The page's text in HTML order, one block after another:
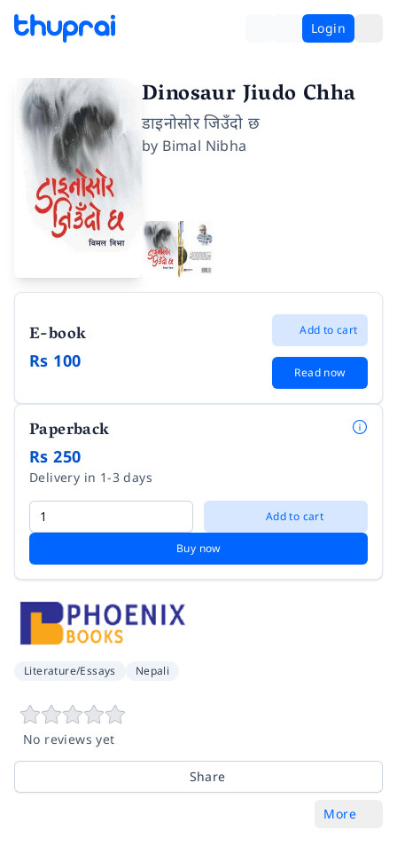
Login
Dinosaur Jiudo Chha
डाइनोसोर जिउँदो छ
by Bimal Nibha
E-book
Rs 100
Add to cart
Read now
Paperback
Rs 250
Delivery in 1-3 days
Add to cart
Buy now
Literature/Essays Nepali
No reviews yet
Share
More